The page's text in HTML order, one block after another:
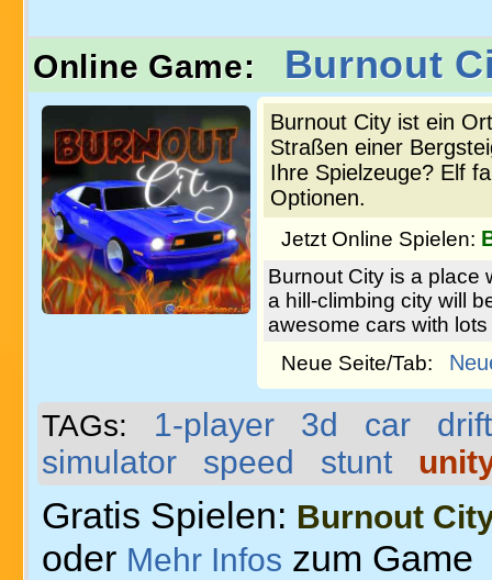
Online Game: Burnout
Burnout City ist ein
Straßen einer
Ihre Spielzeuge? Elf
Optionen.
Jetzt Online Spielen:
Burnout City is a place
a hill-climbing city will
awesome cars with
Neue Seite/Tab:
TAGs: 1-player 3d car
drift
simulator
speed stunt
Gratis Spielen: Burnout
oder Mehr Infos zum Game